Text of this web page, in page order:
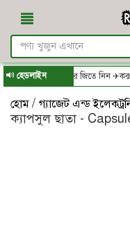
হেডলাইন
অর্ডার করে জিতে নিন
হোম / গ্যাজেট এন্ড
ক্যাপসুল ছাতা -